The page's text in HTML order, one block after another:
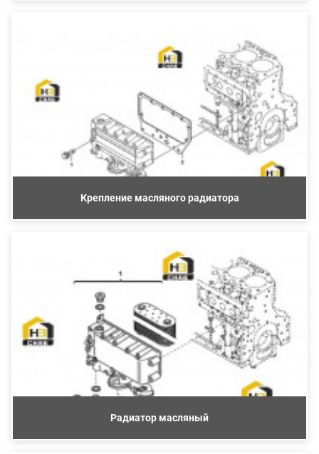
Крепление масляного радиатора
Радиатор масляный